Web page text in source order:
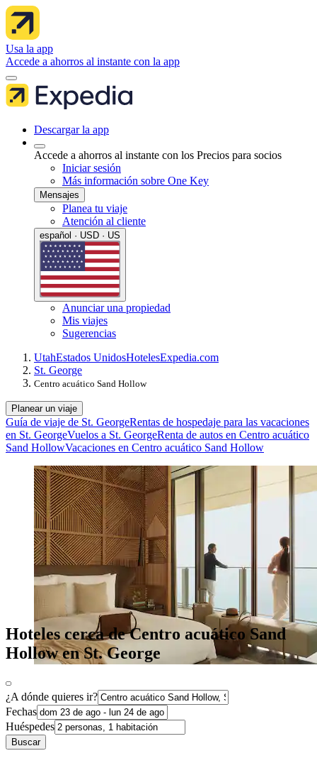
Usa la app
Accede a ahorros al instante con la app
Descargar la app
Accede a ahorros al instante con los Precios para socios
Iniciar sesión
Más información sobre One Key
Mensajes
Planea tu viaje
Atención al cliente
español · USD · US
Anunciar una propiedad
Mis viajes
Sugerencias
UtahEstados UnidosHotelesExpedia.com
St. George
Centro acuático Sand Hollow
Planear un viaje
Guía de viaje de St. GeorgeRentas de hospedaje para las vacaciones
en St. GeorgeVuelos a St. GeorgeRenta de autos en Centro acuático
Sand HollowVacaciones en Centro acuático Sand Hollow
Hoteles cerca de Centro acuático Sand
Hollow en St. George
¿A dónde quieres ir?
Fechas
Huéspedes
Buscar